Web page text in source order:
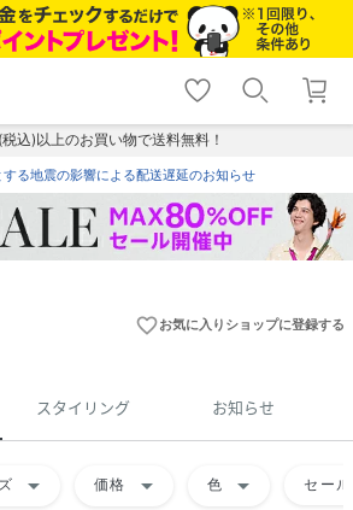
shopping_cart lock_outline
ログイン
込)以上のお買い物で送料無料！
る地震の影響による配送遅延のお知らせ
favorite_borderお気に入りショップに登録する
スタイリング お知らせ
arrow_drop_down 価格 arrow_drop_down 色 arrow_drop_down セール